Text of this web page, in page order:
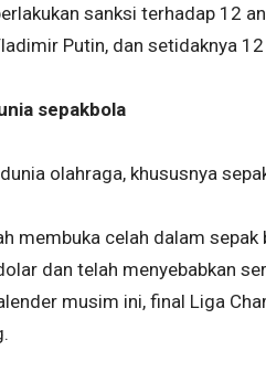
sanksi terhadap 12
Putin, dan setidaknya
sepakbola
olahraga, khususnya
membuka celah dalam
dan telah menyebabkan
musim ini, final Liga